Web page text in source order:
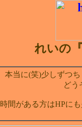
れいの
本当に(笑)少しずつ
どう
時間がある方はHPに